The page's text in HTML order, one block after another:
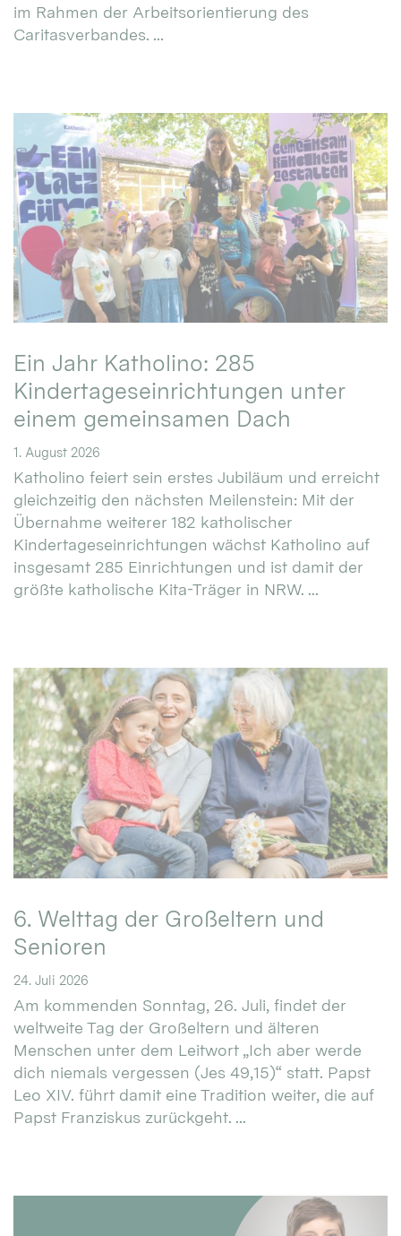
im Rahmen der Arbeitsorientierung des
Caritasverbandes. ...
Ein Jahr Katholino: 285
Kindertageseinrichtungen unter
einem gemeinsamen Dach
1. August 2026
Katholino feiert sein erstes Jubiläum und erreicht
gleichzeitig den nächsten Meilenstein: Mit der
Übernahme weiterer 182 katholischer
Kindertageseinrichtungen wächst Katholino auf
insgesamt 285 Einrichtungen und ist damit der
größte katholische Kita-Träger in NRW. ...
6. Welttag der Großeltern und
Senioren
24. Juli 2026
Am kommenden Sonntag, 26. Juli, findet der
weltweite Tag der Großeltern und älteren
Menschen unter dem Leitwort „Ich aber werde
dich niemals vergessen (Jes 49,15)“ statt. Papst
Leo XIV. führt damit eine Tradition weiter, die auf
Papst Franziskus zurückgeht. ...